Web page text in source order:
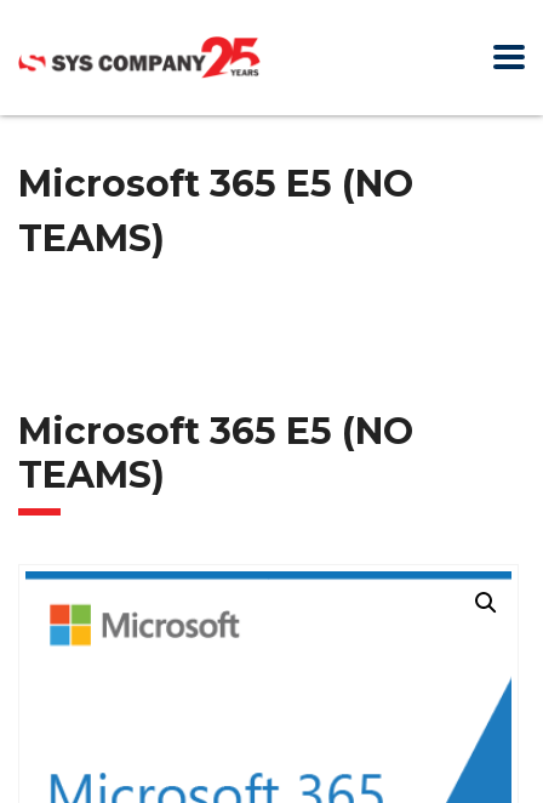
Microsoft 365 E5 (NO
TEAMS)
Microsoft 365 E5 (NO
TEAMS)